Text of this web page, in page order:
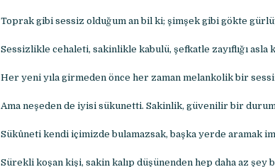
Toprak gibi sessiz olduğum an bil ki; şimşek gibi gökte
Sessizlikle cehaleti, sakinlikle kabulü, şefkatle zayıflığı asla
Her yeni yıla girmeden önce her zaman melankolik bir
Ama neşeden de iyisi sükunetti. Sakinlik, güvenilir bir
Sükûneti kendi içimizde bulamazsak, başka yerde aramak
Sürekli koşan kişi, sakin kalıp düşünenden hep daha az